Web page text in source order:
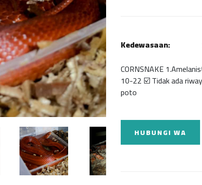
Kedewasaan:
CORNSNAKE
10-22 ☑️ Tidak ada
poto
HUBUNGI WA